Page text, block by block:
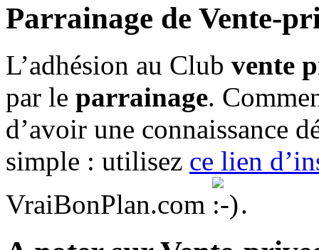
Parrainage de Vente-
L’adhésion au Club vente
par le parrainage.
d’avoir une connaissance
simple : utilisez ce lien
VraiBonPlan.com
.